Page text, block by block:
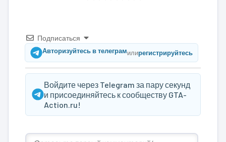
Подписаться
Авторизуйтесь в телеграмилирегистрируйтесь
Войдите через Telegram за пару секунд
и присоединяйтесь к сообществу GTA-
Action.ru!